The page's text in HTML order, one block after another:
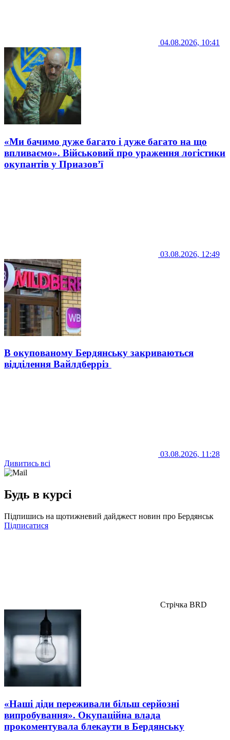
04.08.2026, 10:41
«Ми бачимо дуже багато і дуже багато на що
впливаємо». Військовий про ураження логістики
окупантів у Приазов’ї
03.08.2026, 12:49
В окупованому Бердянську закриваються
відділення Вайлдберріз
03.08.2026, 11:28
Дивитись всі
Будь в курсі
Підпишись на щотижневий дайджест новин про Бердянськ
Підписатися
Стрічка BRD
«Наші діди переживали більш серйозні
випробування». Окупаційна влада
прокоментувала блекаути в Бердянську